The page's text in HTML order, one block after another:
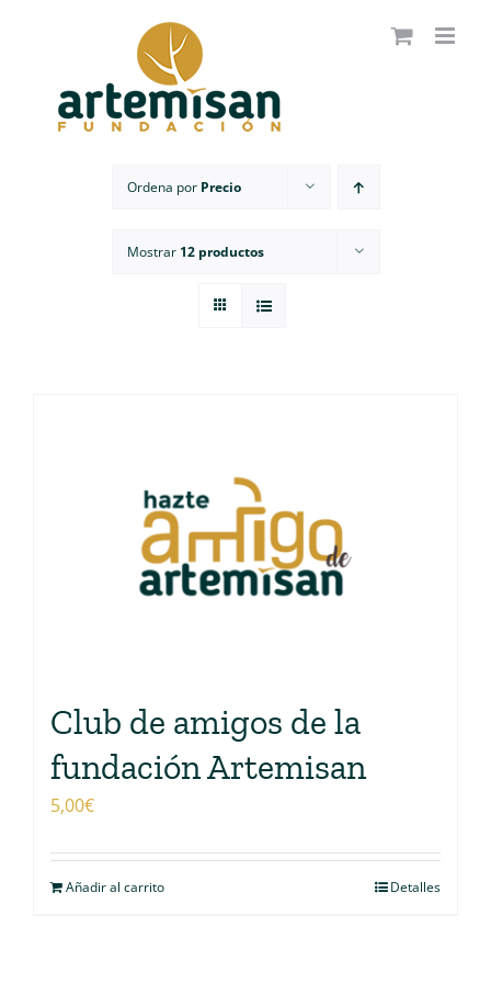
Ordena por Precio
Mostrar 12 productos
Club de amigos de la
fundación Artemisan
5,00€
Añadir al carrito Detalles